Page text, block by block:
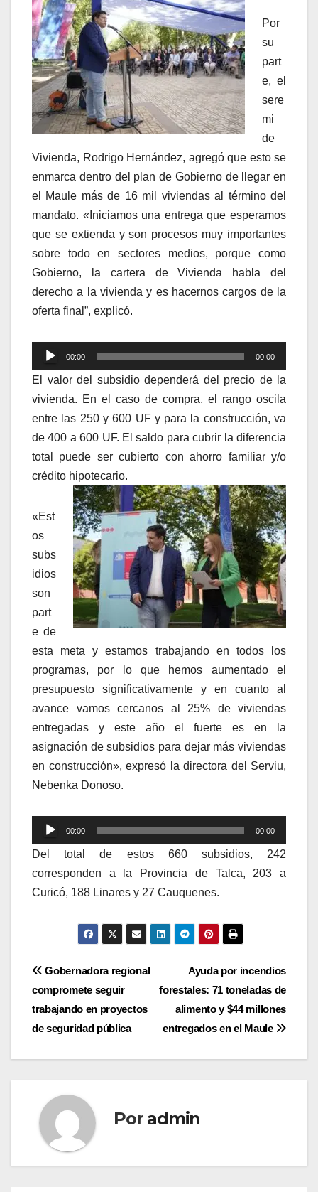
Por
su
part
e, el
sere
mi
de
Vivienda, Rodrigo Hernández, agregó que esto se
enmarca dentro del plan de Gobierno de llegar en
el Maule más de 16 mil viviendas al término del
mandato. «Iniciamos una entrega que esperamos
que se extienda y son procesos muy importantes
sobre todo en sectores medios, porque como
Gobierno, la cartera de Vivienda habla del
derecho a la vivienda y es hacernos cargos de la
oferta final”, explicó.
Reproductor
de
00:00 00:00
El valor del subsidio dependerá del precio de la
vivienda. En el caso de compra, el rango oscila
entre las 250 y 600 UF y para la construcción, va
de 400 a 600 UF. El saldo para cubrir la diferencia
total puede ser cubierto con ahorro familiar y/o
crédito hipotecario.
«Est
os
subs
idios
son
part
e de
esta meta y estamos trabajando en todos los
programas, por lo que hemos aumentado el
presupuesto significativamente y en cuanto al
avance vamos cercanos al 25% de viviendas
entregadas y este año el fuerte es en la
asignación de subsidios para dejar más viviendas
en construcción», expresó la directora del Serviu,
Nebenka Donoso.
Reproductor
de
00:00 00:00
Del total de estos 660 subsidios, 242
corresponden a la Provincia de Talca, 203 a
Curicó, 188 Linares y 27 Cauquenes.
Navegación
de
entradas
Ayuda por incendios
forestales: 71 toneladas de
alimento y $44 millones
entregados en el Maule
Gobernadora regional
compromete seguir
trabajando en proyectos
de seguridad pública
Por admin